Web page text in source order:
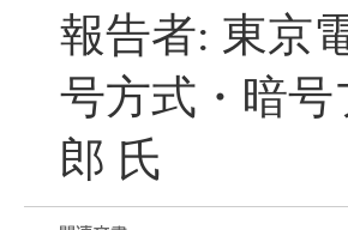
報告者: 東京
号方式・暗
郎 氏